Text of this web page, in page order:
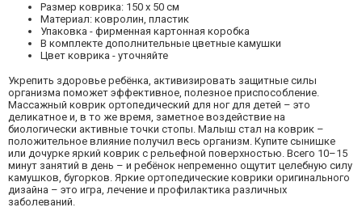
Размер коврика: 150 x 50 см
Материал: ковролин, пластик
Упаковка - фирменная картонная коробка
В комплекте дополнительные цветные камушки
Цвет коврика - уточняйте
Укрепить здоровье ребёнка, активизировать защитные силы
организма поможет эффективное, полезное приспособление.
Массажный коврик ортопедический для ног для детей – это
деликатное и, в то же время, заметное воздействие на
биологически активные точки стопы. Малыш стал на коврик –
положительное влияние получил весь организм. Купите сынишке
или дочурке яркий коврик с рельефной поверхностью. Всего 10–15
минут занятий в день – и ребёнок непременно ощутит целебную силу
камушков, бугорков. Яркие ортопедические коврики оригинального
дизайна – это игра, лечение и профилактика различных
заболеваний.